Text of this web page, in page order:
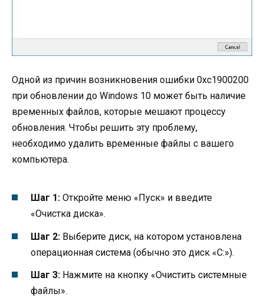
Одной из причин возникновения ошибки 0xc1900200
при обновлении до Windows 10 может быть наличие
временных файлов, которые мешают процессу
обновления. Чтобы решить эту проблему,
необходимо удалить временные файлы с вашего
компьютера.
Шаг 1: Откройте меню «Пуск» и введите
«Очистка диска».
Шаг 2: Выберите диск, на котором установлена
операционная система (обычно это диск «C:»).
Шаг 3: Нажмите на кнопку «Очистить системные
файлы».